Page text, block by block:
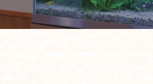
大切にしていること